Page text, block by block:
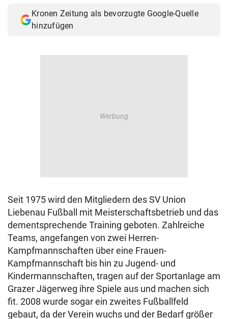
Kronen Zeitung als bevorzugte Google-Quelle
hinzufügen
Seit 1975 wird den Mitgliedern des SV Union
Liebenau Fußball mit Meisterschaftsbetrieb und das
dementsprechende Training geboten. Zahlreiche
Teams, angefangen von zwei Herren-
Kampfmannschaften über eine Frauen-
Kampfmannschaft bis hin zu Jugend- und
Kindermannschaften, tragen auf der Sportanlage am
Grazer Jägerweg ihre Spiele aus und machen sich
fit. 2008 wurde sogar ein zweites Fußballfeld
gebaut, da der Verein wuchs und der Bedarf größer